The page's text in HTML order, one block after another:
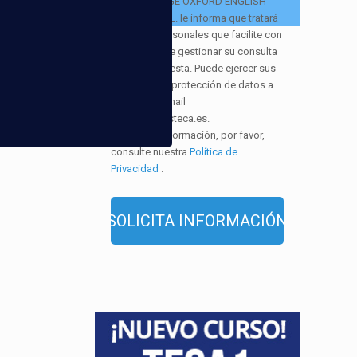
INSTITUTE S.L. le informa que tratará
los datos personales que facilite con
la finalidad de gestionar su consulta
y darle respuesta. Puede ejercer sus
derechos de protección de datos a
través del e-mail
infor@cursosteca.es.
. Para más información, por favor,
consulte nuestraPolítica de
Privacidad